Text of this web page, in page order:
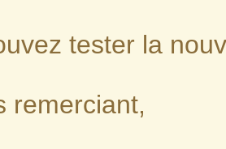
tester la
remerciant,